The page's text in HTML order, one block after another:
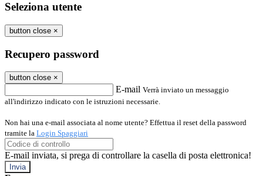
Seleziona utente
button close ×
Recupero password
button close ×
E-mail Verrà inviato un messaggio
all'indirizzo indicato con le istruzioni necessarie.
Non hai una e-mail associata al nome utente? Effettua il reset della password
tramite la Login Spaggiari
E-mail inviata, si prega di controllare la casella di posta elettronica!